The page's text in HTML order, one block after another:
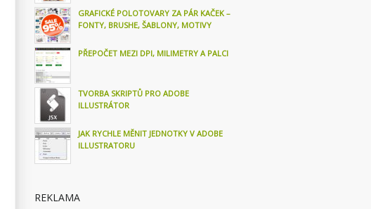
GRAFICKÉ POLOTOVARY ZA PÁR KAČEK –
FONTY, BRUSHE, ŠABLONY, MOTIVY
PŘEPOČET MEZI DPI, MILIMETRY A PALCI
TVORBA SKRIPTŮ PRO ADOBE
ILLUSTRÁTOR
JAK RYCHLE MĚNIT JEDNOTKY V ADOBE
ILLUSTRATORU
REKLAMA